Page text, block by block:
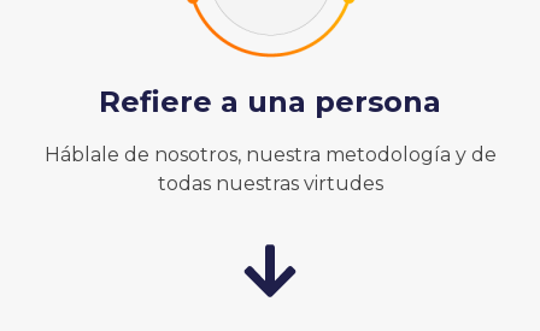
Refiere a una persona
Háblale de nosotros, nuestra metodología y de
todas nuestras virtudes